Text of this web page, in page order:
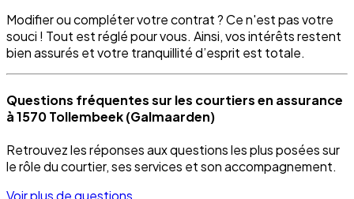
Modifier ou compléter votre contrat ? Ce n'est pas votre
souci ! Tout est réglé pour vous. Ainsi, vos intérêts restent
bien assurés et votre tranquillité d’esprit est totale.
Questions fréquentes sur les courtiers en assurance
à 1570 Tollembeek (Galmaarden)
Retrouvez les réponses aux questions les plus posées sur
le rôle du courtier, ses services et son accompagnement.
Voir plus de questions